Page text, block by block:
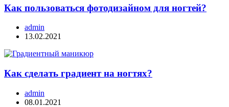
Как пользоваться фотодизайном для ногтей?
admin
13.02.2021
Как сделать градиент на ногтях?
admin
08.01.2021